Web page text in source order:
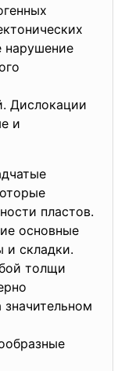
нарушение
Дислокации
и
пластов.
основные
и складки.
толщи